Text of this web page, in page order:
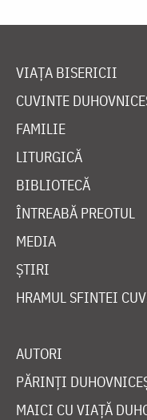
VIAȚA BISERICII
CUVINTE
FAMILIE
LITURGICĂ
BIBLIOTECĂ
ÎNTREABĂ PREOTUL
MEDIA
ȘTIRI
HRAMUL SFINTEI
AUTORI
PĂRINȚI
MAICI CU VIAȚĂ